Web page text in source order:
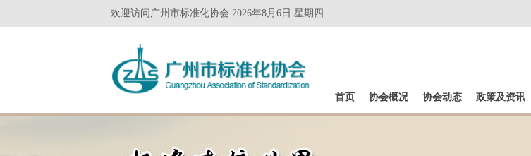
欢迎访问广州市标准化协会 2026年8月6日 星期四
首页 协会概况 协会动态 政策及资讯